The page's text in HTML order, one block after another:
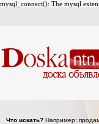
mysql_connect(): The mysql
Что искать? Например: